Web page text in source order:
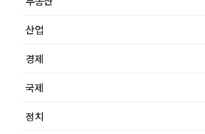
산업
경제
국제
정치